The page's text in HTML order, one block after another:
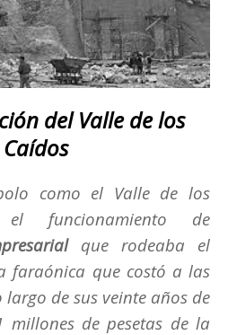
del Valle de los
Caídos
como el Valle de los
funcionamiento de
que rodeaba el
faraónica que costó a las
de sus veinte años de
millones de pesetas de la